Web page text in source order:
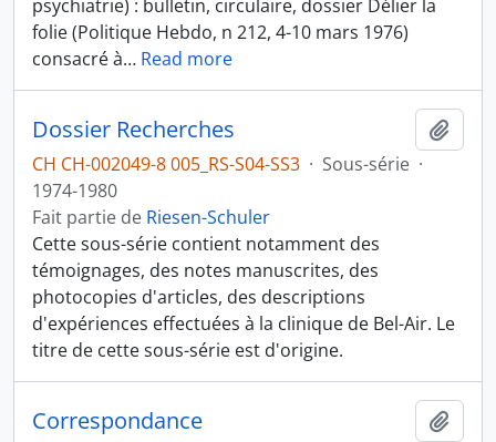
psychiatrie) : bulletin, circulaire, dossier Délier la
folie (Politique Hebdo, n 212, 4-10 mars 1976)
consacré à… Read more
Dossier Recherches
CH CH-002049-8 005_RS-S04-SS3 · Sous-série ·
1974-1980
Fait partie de Riesen-Schuler
Cette sous-série contient notamment des
témoignages, des notes manuscrites, des
photocopies d'articles, des descriptions
d'expériences effectuées à la clinique de Bel-Air. Le
titre de cette sous-série est d'origine.
Correspondance